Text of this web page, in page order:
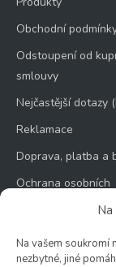
Na vašem soukromí
nezbytné, jiné
Obchodní
Odstoupení od
smlouvy
Nejčastější dotazy
Reklamace
Doprava, platba a
Ochrana osobních
souborů cookie